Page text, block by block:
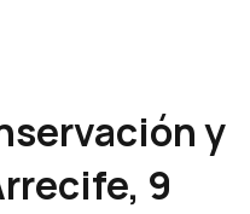
y
9